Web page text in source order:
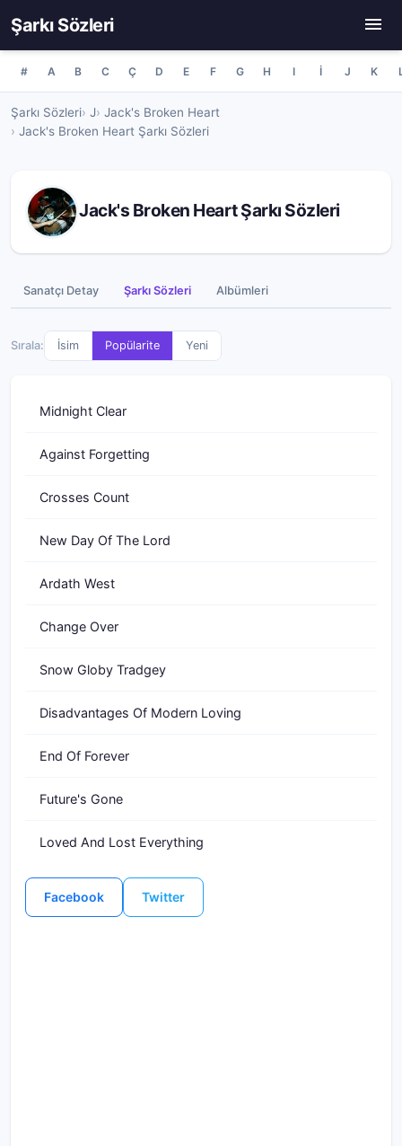
Şarkı Sözleri
# A B C Ç D E F G H I İ J K
Şarkı Sözleri J Jack's Broken Heart
Jack's Broken Heart Şarkı Sözleri
Jack's Broken Heart Şarkı Sözleri
Sanatçı Detay Şarkı Sözleri Albümleri
Sırala: İsim Popülarite Yeni
Midnight Clear
Against Forgetting
Crosses Count
New Day Of The Lord
Ardath West
Change Over
Snow Globy Tradgey
Disadvantages Of Modern Loving
End Of Forever
Future's Gone
Loved And Lost Everything
Facebook Twitter